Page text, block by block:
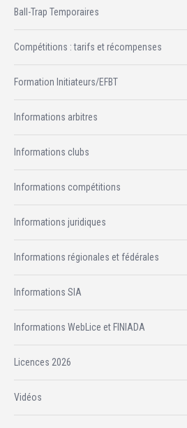
Ball-Trap Temporaires
Compétitions : tarifs et récompenses
Formation Initiateurs/EFBT
Informations arbitres
Informations clubs
Informations compétitions
Informations juridiques
Informations régionales et fédérales
Informations SIA
Informations WebLice et FINIADA
Licences 2026
Vidéos